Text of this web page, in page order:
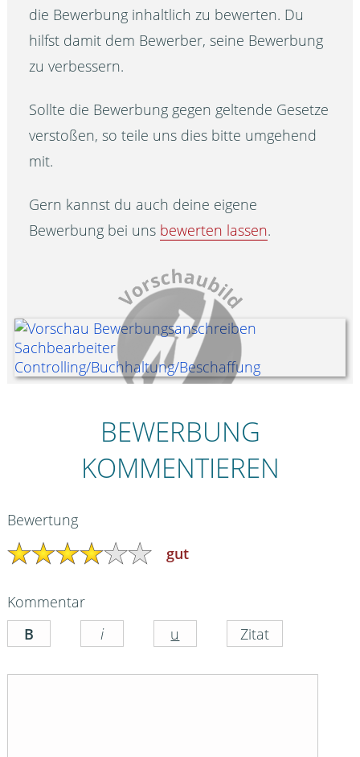
die Bewerbung inhaltlich zu bewerten. Du
hilfst damit dem Bewerber, seine Bewerbung
zu verbessern.
Sollte die Bewerbung gegen geltende Gesetze
verstoßen, so teile uns dies bitte umgehend
mit.
Gern kannst du auch deine eigene
Bewerbung bei uns bewerten lassen.
BEWERBUNG
KOMMENTIEREN
Bewertung
gut
Kommentar